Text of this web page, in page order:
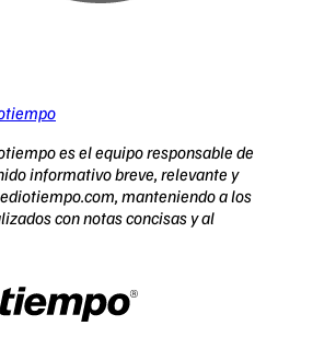
es el equipo responsable de
informativo breve, relevante y
manteniendo a los
con notas concisas y al